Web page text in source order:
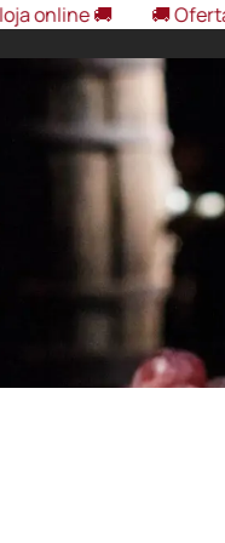
🚚 Oferta portes
Interior